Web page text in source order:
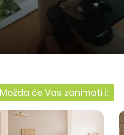
Možda će Vas zanimati i: